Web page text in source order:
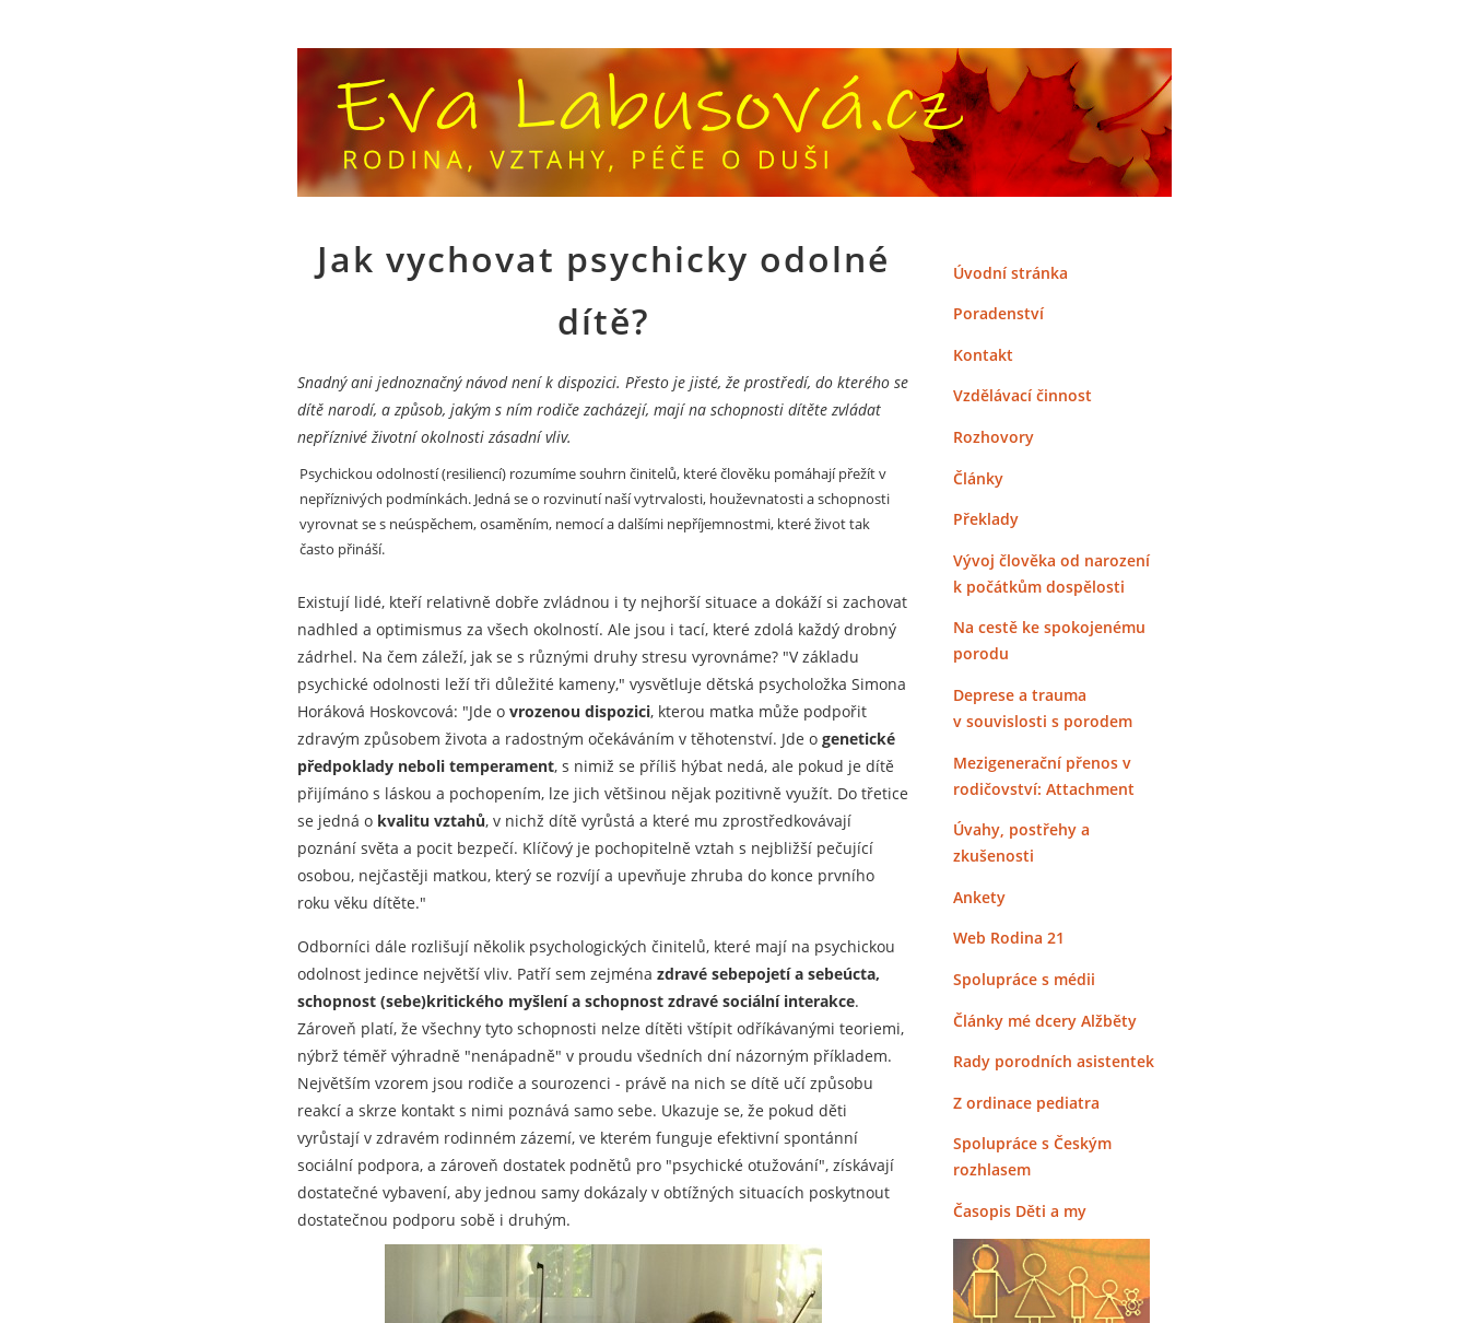
Jak vychovat psychicky odolné
dítě?
Snadný ani jednoznačný návod není k dispozici. Přesto je jisté, že prostředí, do kterého se
dítě narodí, a způsob, jakým s ním rodiče zacházejí, mají na schopnosti dítěte zvládat
nepříznivé životní okolnosti zásadní vliv.
Psychickou odolností (resiliencí) rozumíme souhrn činitelů, které člověku pomáhají přežít v
nepříznivých podmínkách. Jedná se o rozvinutí naší vytrvalosti, houževnatosti a schopnosti
vyrovnat se s neúspěchem, osaměním, nemocí a dalšími nepříjemnostmi, které život tak
často přináší.
Existují lidé, kteří relativně dobře zvládnou i ty nejhorší situace a dokáží si zachovat
nadhled a optimismus za všech okolností. Ale jsou i tací, které zdolá každý drobný
zádrhel. Na čem záleží, jak se s různými druhy stresu vyrovnáme? "V základu
psychické odolnosti leží tři důležité kameny," vysvětluje dětská psycholožka Simona
Horáková Hoskovcová: "Jde o vrozenou dispozici, kterou matka může podpořit
zdravým způsobem života a radostným očekáváním v těhotenství. Jde o genetické
předpoklady neboli temperament, s nimiž se příliš hýbat nedá, ale pokud je dítě
přijímáno s láskou a pochopením, lze jich většinou nějak pozitivně využít. Do třetice
se jedná o kvalitu vztahů, v nichž dítě vyrůstá a které mu zprostředkovávají
poznání světa a pocit bezpečí. Klíčový je pochopitelně vztah s nejbližší pečující
osobou, nejčastěji matkou, který se rozvíjí a upevňuje zhruba do konce prvního
roku věku dítěte."
Odborníci dále rozlišují několik psychologických činitelů, které mají na psychickou
odolnost jedince největší vliv. Patří sem zejména zdravé sebepojetí a sebeúcta,
schopnost (sebe)kritického myšlení a schopnost zdravé sociální interakce.
Zároveň platí, že všechny tyto schopnosti nelze dítěti vštípit odříkávanými teoriemi,
nýbrž téměř výhradně "nenápadně" v proudu všedních dní názorným příkladem.
Největším vzorem jsou rodiče a sourozenci - právě na nich se dítě učí způsobu
reakcí a skrze kontakt s nimi poznává samo sebe. Ukazuje se, že pokud děti
vyrůstají v zdravém rodinném zázemí, ve kterém funguje efektivní spontánní
sociální podpora, a zároveň dostatek podnětů pro "psychické otužování", získávají
dostatečné vybavení, aby jednou samy dokázaly v obtížných situacích poskytnout
dostatečnou podporu sobě i druhým.
Úvodní stránka
Poradenství
Kontakt
Vzdělávací činnost
Rozhovory
Články
Překlady
Vývoj člověka od narození
k počátkům dospělosti
Na cestě ke spokojenému
porodu
Deprese a trauma
v souvislosti s porodem
Mezigenerační přenos v
rodičovství: Attachment
Úvahy, postřehy a
zkušenosti
Ankety
Web Rodina 21
Spolupráce s médii
Články mé dcery Alžběty
Rady porodních asistentek
Z ordinace pediatra
Spolupráce s Českým
rozhlasem
Časopis Děti a my